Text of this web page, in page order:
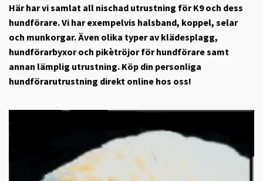
Här har vi samlat all nischad utrustning för K9 och dess
hundförare. Vi har exempelvis halsband, koppel, selar
och munkorgar. Även olika typer av klädesplagg,
hundförarbyxor och pikètröjor för hundförare samt
annan lämplig utrustning. Köp din personliga
hundförarutrustning direkt online hos oss!